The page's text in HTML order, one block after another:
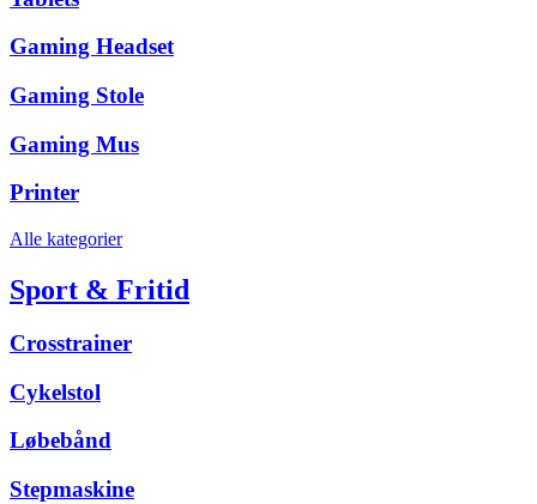
Gaming Headset
Gaming Stole
Gaming Mus
Printer
Alle kategorier
Sport & Fritid
Crosstrainer
Cykelstol
Løbebånd
Stepmaskine